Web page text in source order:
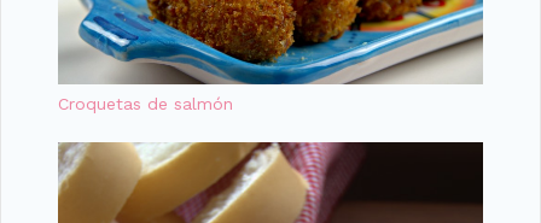
Croquetas de salmón